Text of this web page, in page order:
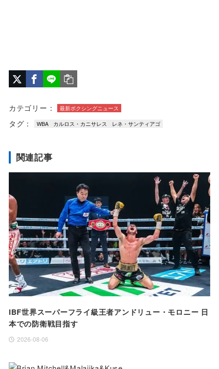
カテゴリー： 最新ボクシングニュース
タグ： WBA カルロス・カニサレス レネ・サンティアゴ
関連記事
IBF世界スーパーフライ級王者アンドリュー・モロニー 日
本での防衛戦目指す
2026-08-06